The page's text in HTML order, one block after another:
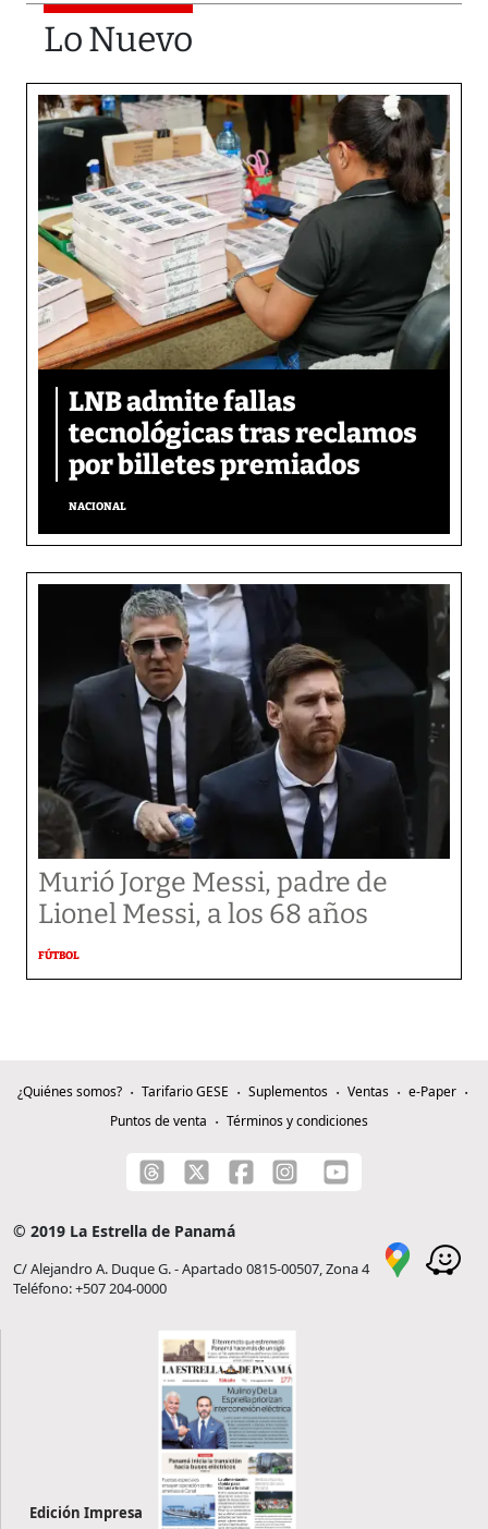
Lo Nuevo
LNB admite fallas
tecnológicas tras reclamos
por billetes premiados
NACIONAL
Murió Jorge Messi, padre de
Lionel Messi, a los 68 años
FÚTBOL
¿Quiénes somos? Tarifario GESE Suplementos Ventas
e-Paper
Puntos de venta
Términos y condiciones
© 2019 La Estrella de Panamá
C/ Alejandro A. Duque G. - Apartado 0815-00507, Zona 4
Teléfono: +507 204-0000
Edición Impresa